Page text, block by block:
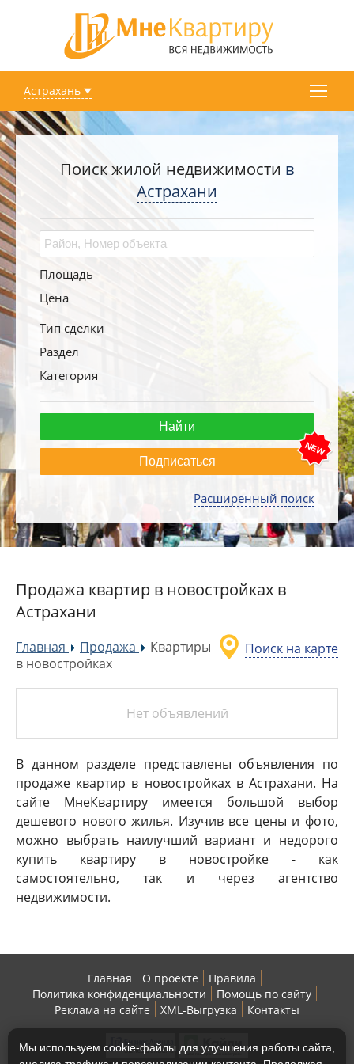
Астрахань
Поиск жилой недвижимости в
Астрахани
Площадь
Цена
Тип сделки
Раздел
Категория
Подписаться
Расширенный поиск
Продажа квартир в новостройках в
Астрахани
Поиск на карте
Главная »Продажа »Квартиры
в новостройках
Нет объявлений
В данном разделе представлены объявления по
продаже квартир в новостройках в Астрахани. На
сайте МнеКвартиру имеется большой выбор
дешевого нового жилья. Изучив все цены и фото,
можно выбрать наилучший вариант и недорого
купить квартиру в новостройке - как
самостоятельно, так и через агентство
недвижимости.
Главная О проекте
Правила
Политика конфиденциальности
Помощь по сайту
Реклама на сайте
XML-Выгрузка Контакты
Мы используем cookie-файлы для улучшения работы сайта,